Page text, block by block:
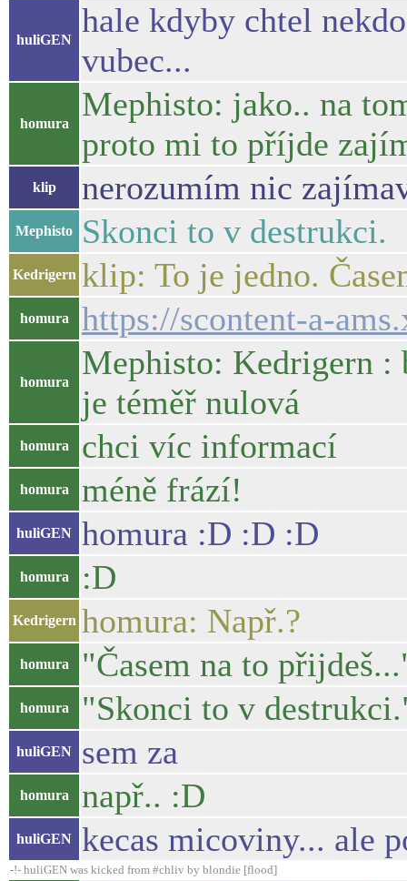
huliGEN
hale kdyby chtel
vubec...
homura
Mephisto: jako.. na
proto mi to příjde
klip nerozumím nic
Mephisto Skonci to v destrukci.
Kedrigern klip: To je jedno.
homura https://scontent-a-
homura
Mephisto: Kedrigern :
je téměř nulová
homura chci víc informací
homura méně frází!
huliGEN homura :D :D :D
homura :D
Kedrigern homura: Např.?
homura "Časem na to
homura "Skonci to v
huliGEN sem za
homura např.. :D
huliGEN kecas micoviny... ale
-!- huliGEN was kicked from #chliv by blondie [flood]